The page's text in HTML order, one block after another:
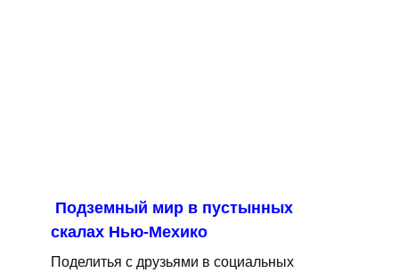
Подземный мир в пустынных
скалах Нью-Мехико
Поделитья с друзьями в социальных